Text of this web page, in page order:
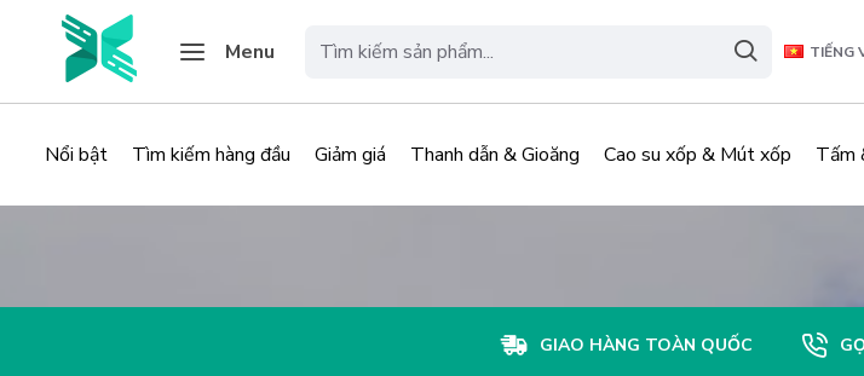
Nổi bật Tìm kiếm hàng đầu Giảm giá Thanh dẫn & Gioăng Cao su xốp & Mút xốp Tấm
Menu TIẾNG
GIAO HÀNG TOÀN QUỐC